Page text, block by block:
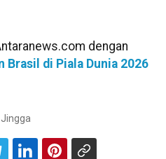
dengan
Brasil di Piala Dunia 2026